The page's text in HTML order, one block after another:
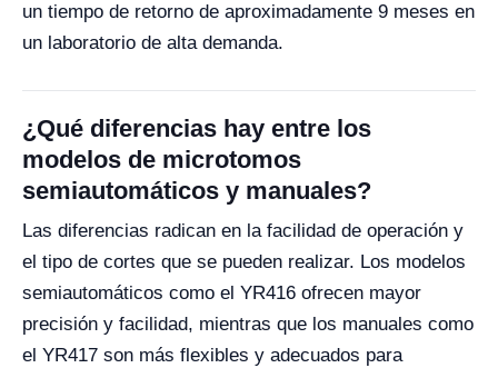
un tiempo de retorno de aproximadamente 9 meses en
un laboratorio de alta demanda.
¿Qué diferencias hay entre los
modelos de microtomos
semiautomáticos y manuales?
Las diferencias radican en la facilidad de operación y
el tipo de cortes que se pueden realizar. Los modelos
semiautomáticos como el YR416 ofrecen mayor
precisión y facilidad, mientras que los manuales como
el YR417 son más flexibles y adecuados para